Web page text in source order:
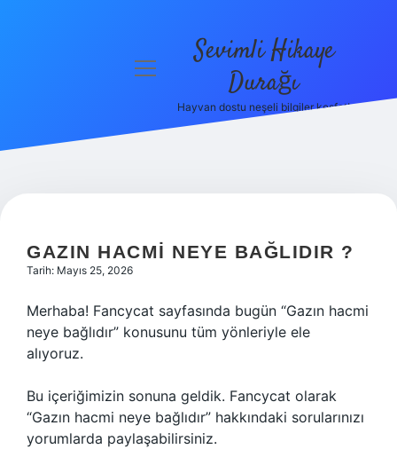
Hakkımızda
menüyü
Sevimli Hikaye
Durağı
Hayvan dostu neşeli bilgiler keşfet!
GAZIN HACMI NEYE BAĞLIDIR ?
Tarih: Mayıs 25, 2026
Merhaba! Fancycat sayfasında bugün “Gazın hacmi
neye bağlıdır” konusunu tüm yönleriyle ele
alıyoruz.
Bu içeriğimizin sonuna geldik. Fancycat olarak
“Gazın hacmi neye bağlıdır” hakkındaki sorularınızı
yorumlarda paylaşabilirsiniz.